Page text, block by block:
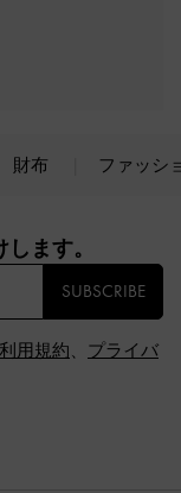
財布 ファッシ
ます。​
SUBSCRIBE
利用規約、 プライバ